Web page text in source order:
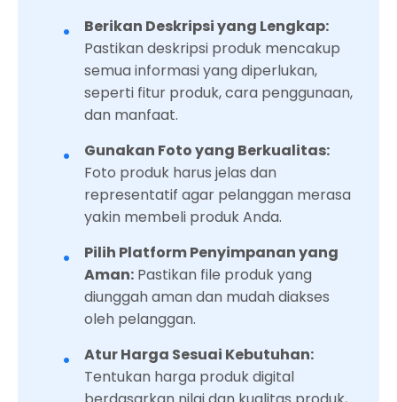
Berikan Deskripsi yang Lengkap:
Pastikan deskripsi produk mencakup
semua informasi yang diperlukan,
seperti fitur produk, cara penggunaan,
dan manfaat.
Gunakan Foto yang Berkualitas:
Foto produk harus jelas dan
representatif agar pelanggan merasa
yakin membeli produk Anda.
Pilih Platform Penyimpanan yang
Aman: Pastikan file produk yang
diunggah aman dan mudah diakses
oleh pelanggan.
Atur Harga Sesuai Kebutuhan:
Tentukan harga produk digital